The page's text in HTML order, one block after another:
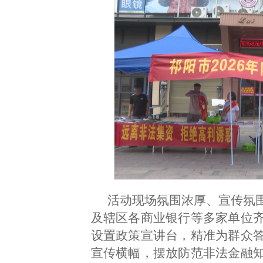
活动现场氛围浓厚、宣传氛
及辖区各商业银行等多家单位
设置政策宣讲台，精准为群众
宣传横幅，摆放防范非法金融